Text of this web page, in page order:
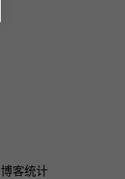
博客统计